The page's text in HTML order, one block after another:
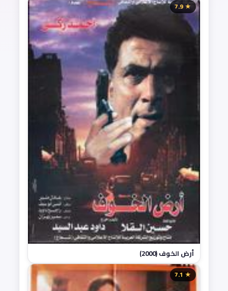
★ 7.9
أرض الخوف (2000)
★ 7.1